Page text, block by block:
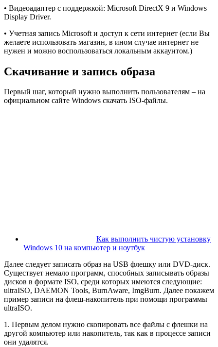
• Видеоадаптер с поддержкой: Microsoft DirectX 9 и Windows
Display Driver.
• Учетная запись Microsoft и доступ к сети интернет (если Вы
желаете использовать магазин, в ином случае интернет не
нужен и можно воспользоваться локальным аккаунтом.)
Скачивание и запись образа
Первый шаг, который нужно выполнить пользователям – на
официальном сайте Windows скачать ISO-файлы.
Как выполнить чистую установку
Windows 10 на компьютер и ноутбук
Далее следует записать образ на USB флешку или DVD-диск.
Существует немало программ, способных записывать образы
дисков в формате ISO, среди которых имеются следующие:
ultraISO, DAEMON Tools, BurnAware, ImgBurn. Далее покажем
пример записи на флеш-накопитель при помощи программы
ultraISO.
1. Первым делом нужно скопировать все файлы с флешки на
другой компьютер или накопитель, так как в процессе записи
они удалятся.